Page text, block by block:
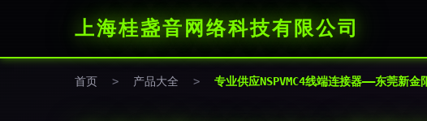
上海桂盏音网络科技有限公司
首页 > 产品大全 > 专业供应NSPVMC4线端连接器——东莞新金